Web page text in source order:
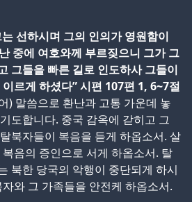
선하시며 그의 인의가 영원함이
중에 여호와께 부르짖으니 그가 그
그들을 빠른 길로 인도하사 그들이
르게 하셨다” 시편 107편 1, 6~7절
) 말씀으로 환난과 고통 가운데 놓
도합니다. 중국 감옥에 갇히고 그
북자들이 복음을 듣게 하옵소서. 살
음의 증인으로 서게 하옵소서. 탈
북한 당국의 악행이 중단되게 하시
와 그 가족들을 안전케 하옵소서.